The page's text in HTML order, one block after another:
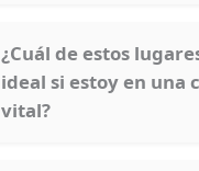
¿Cuál de estos
ideal si estoy en una
vital?